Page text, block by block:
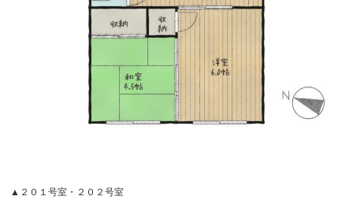
▲２０１号室・２０２号室